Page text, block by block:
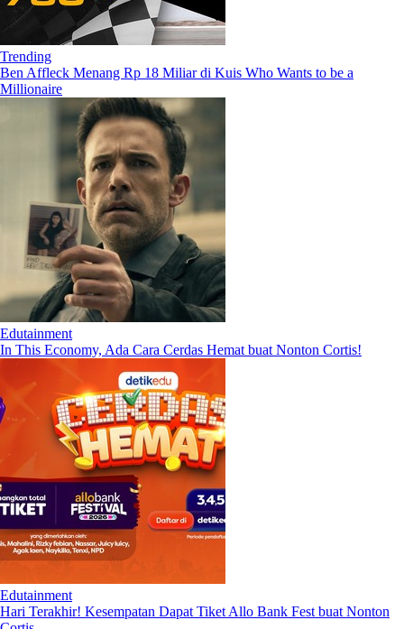
Trending
Ben Affleck Menang Rp 18 Miliar di Kuis Who Wants to be a
Millionaire
Edutainment
In This Economy, Ada Cara Cerdas Hemat buat Nonton Cortis!
Edutainment
Hari Terakhir! Kesempatan Dapat Tiket Allo Bank Fest buat Nonton